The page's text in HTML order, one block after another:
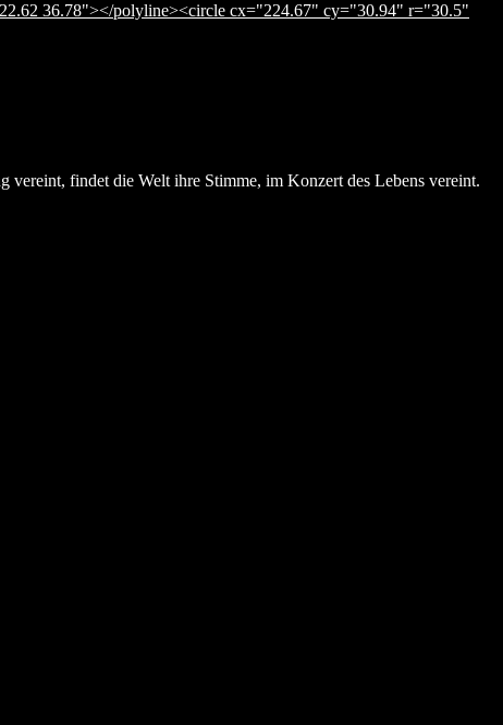
36.78"></polyline><circle cx="224.67" cy="30.94" r="30.5"
findet die Welt ihre Stimme, im Konzert des Lebens vereint.